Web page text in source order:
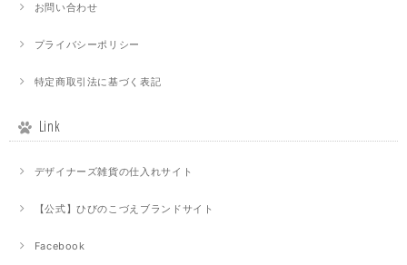
お問い合わせ
プライバシーポリシー
特定商取引法に基づく表記
Link
デザイナーズ雑貨の仕入れサイト
【公式】ひびのこづえブランドサイト
Facebook